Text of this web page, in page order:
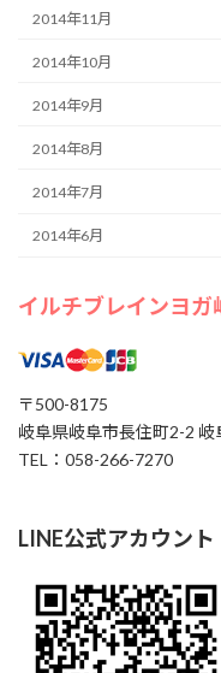
2014年11月
2014年10月
2014年9月
2014年8月
2014年7月
2014年6月
イルチブレインヨガ
〒500-8175
岐阜県岐阜市長住町2-2 岐
TEL：058-266-7270
LINE公式アカウント